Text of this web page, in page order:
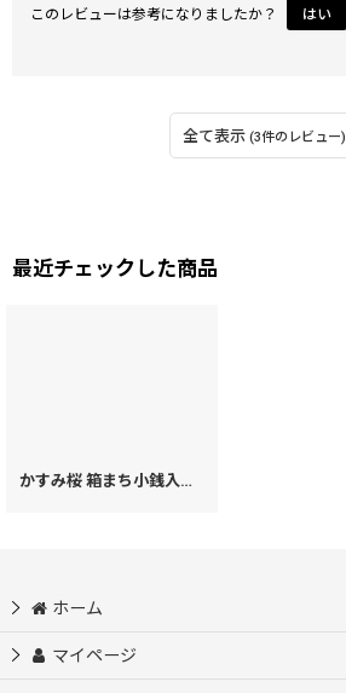
このレビューは参考になりましたか？ はい
全て表示 (3件のレビュー)
最近チェックした商品
かすみ桜 箱まち小銭入れ［t］
ホーム
マイページ